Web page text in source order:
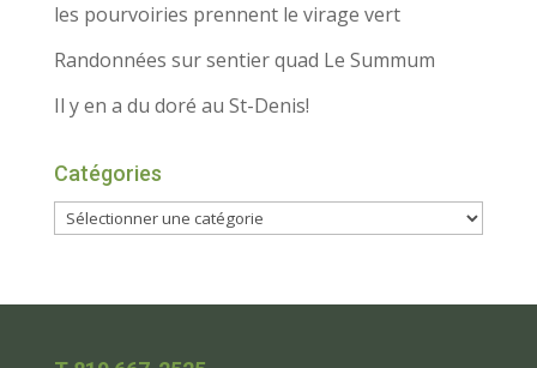
les pourvoiries prennent le virage vert
Randonnées sur sentier quad Le Summum
Il y en a du doré au St-Denis!
Catégories